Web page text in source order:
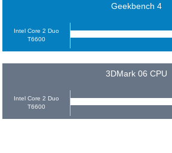
Geekbench 4
Intel Core 2 Duo
T6600
3DMark 06 CPU
Intel Core 2 Duo
T6600